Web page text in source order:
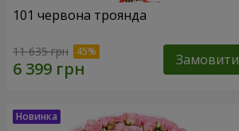
101 червона троянда
11 635 грн Замовити